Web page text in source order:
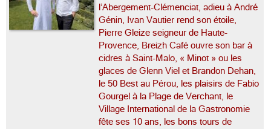
l’Abergement-Clémenciat, adieu à André
Génin, Ivan Vautier rend son étoile,
Pierre Gleize seigneur de Haute-
Provence, Breizh Café ouvre son bar à
cidres à Saint-Malo, « Minot » ou les
glaces de Glenn Viel et Brandon Dehan,
le 50 Best au Pérou, les plaisirs de Fabio
Gourgel à la Plage de Verchant, le
Village International de la Gastronomie
fête ses 10 ans, les bons tours de